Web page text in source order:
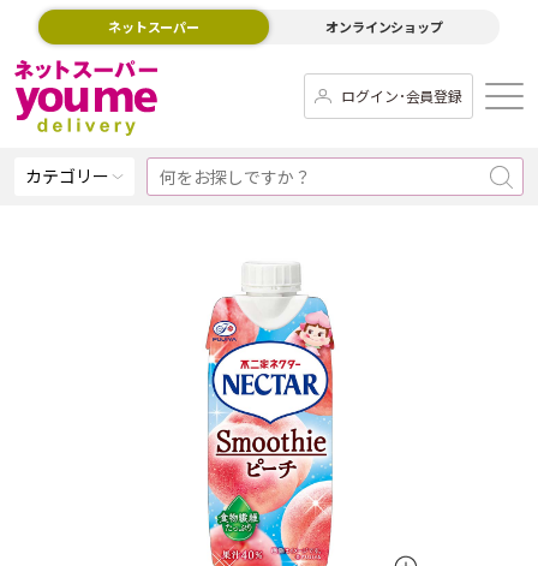
ネットスーパー オンラインショップ
ログイン･会員登録
カテゴリー